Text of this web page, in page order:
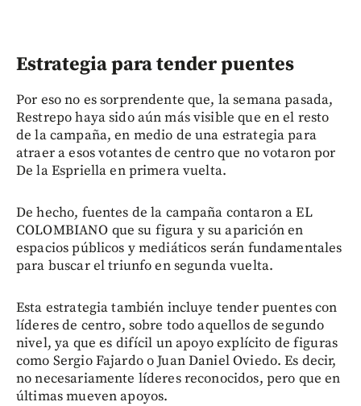
Estrategia para tender puentes
Por eso no es sorprendente que, la semana pasada,
Restrepo haya sido aún más visible que en el resto
de la campaña, en medio de una estrategia para
atraer a esos votantes de centro que no votaron por
De la Espriella en primera vuelta.
De hecho, fuentes de la campaña contaron a EL
COLOMBIANO que su figura y su aparición en
espacios públicos y mediáticos serán fundamentales
para buscar el triunfo en segunda vuelta.
Esta estrategia también incluye tender puentes con
líderes de centro, sobre todo aquellos de segundo
nivel, ya que es difícil un apoyo explícito de figuras
como Sergio Fajardo o Juan Daniel Oviedo. Es decir,
no necesariamente líderes reconocidos, pero que en
últimas mueven apoyos.